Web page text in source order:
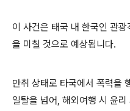
이 사건은 태국 내 한국인 관
을 미칠 것으로 예상됩니다.
만취 상태로 타국에서 폭력을
일탈을 넘어, 해외여행 시 윤